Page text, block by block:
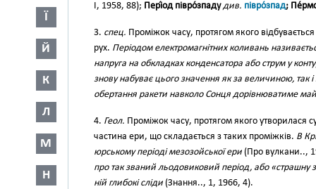
Ї
Й
К
Л
М
Н
І, 1958, 88); Пері́од півро́зпаду див. півро́зпад;
3. спец. Проміжок часу, протягом якого
рух. Періодом електромагнітних коливань
напруга на обкладках конденсатора або струм у
знову набуває цього значення як за величиною, так
обертання ракети навколо Сонця дорівнюватиме
4. Геол. Проміжок часу, протягом якого утворилася
частина ери, що складається з таких проміжків. В
юрському періоді мезозойської ери (Про вулкани..,
про так званий льодовиковий період, або «страшну
ній глибокі сліди (Знання.., 1, 1966, 4).